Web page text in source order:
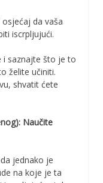
da vaša
iscrpljujući.
i saznajte što je to
želite učiniti.
shvatit ćete
Naučite
jednako je
na koje je ta